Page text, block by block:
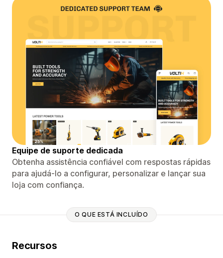
Equipe de suporte dedicada
Obtenha assistência confiável com respostas rápidas
para ajudá-lo a configurar, personalizar e lançar sua
loja com confiança.
O QUE ESTÁ INCLUÍDO
Recursos